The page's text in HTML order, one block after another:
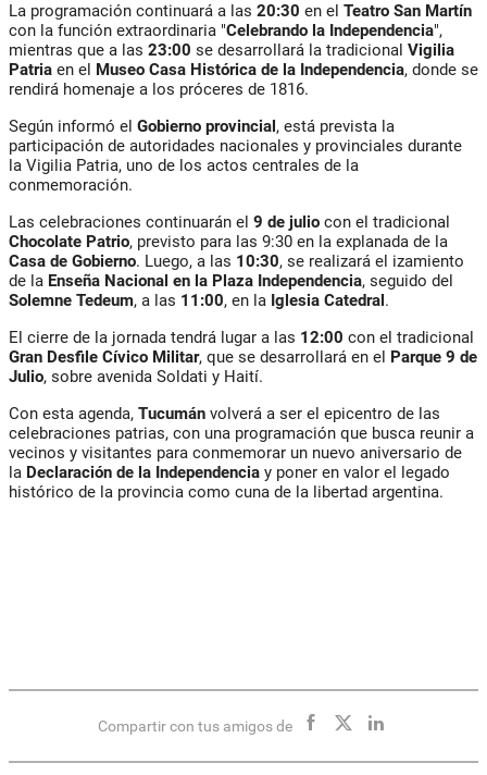
La programación continuará a las 20:30 en el Teatro San Martín
con la función extraordinaria "Celebrando la Independencia",
mientras que a las 23:00 se desarrollará la tradicional Vigilia
Patria en el Museo Casa Histórica de la Independencia, donde se
rendirá homenaje a los próceres de 1816.
Según informó el Gobierno provincial, está prevista la
participación de autoridades nacionales y provinciales durante
la Vigilia Patria, uno de los actos centrales de la
conmemoración.
Las celebraciones continuarán el 9 de julio con el tradicional
Chocolate Patrio, previsto para las 9:30 en la explanada de la
Casa de Gobierno. Luego, a las 10:30, se realizará el izamiento
de la Enseña Nacional en la Plaza Independencia, seguido del
Solemne Tedeum, a las 11:00, en la Iglesia Catedral.
El cierre de la jornada tendrá lugar a las 12:00 con el tradicional
Gran Desfile Cívico Militar, que se desarrollará en el Parque 9 de
Julio, sobre avenida Soldati y Haití.
Con esta agenda, Tucumán volverá a ser el epicentro de las
celebraciones patrias, con una programación que busca reunir a
vecinos y visitantes para conmemorar un nuevo aniversario de
la Declaración de la Independencia y poner en valor el legado
histórico de la provincia como cuna de la libertad argentina.
Compartir con tus amigos de